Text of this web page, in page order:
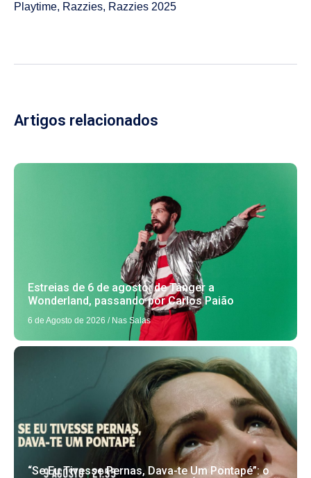
Playtime, Razzies, Razzies 2025
Artigos relacionados
Estreias de 6 de agosto: de Tânger a
Wonderland, passando por Carlos Paião
6 de Agosto de 2026 / Nas Salas
“Se Eu Tivesse Pernas, Dava-te Um Pontapé”: o